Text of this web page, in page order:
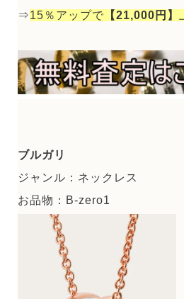
⇒15％アップで 【21,000円】
ブルガリ
ジャンル：ネックレス
お品物：B-zero1